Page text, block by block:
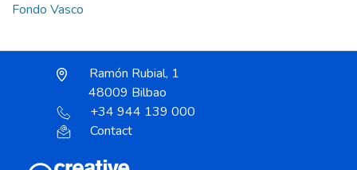
Fondo Vasco
Ramón Rubial, 1
48009 Bilbao
+34 944 139 000
Contact